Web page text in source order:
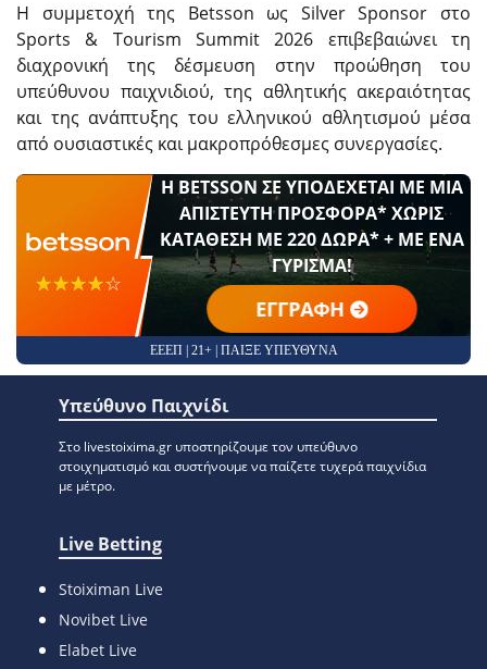
Η συμμετοχή της Betsson ως Silver Sponsor στο
Sports & Tourism Summit 2026 επιβεβαιώνει τη
διαχρονική της δέσμευση στην προώθηση του
υπεύθυνου παιχνιδιού, της αθλητικής ακεραιότητας
και της ανάπτυξης του ελληνικού αθλητισμού μέσα
από ουσιαστικές και μακροπρόθεσμες συνεργασίες.
☆☆☆☆☆
★★★★★
Η BETSSON ΣΕ ΥΠΟΔΕΧΕΤΑΙ ΜΕ ΜΙΑ
ΑΠΙΣΤΕΥΤΗ ΠΡΟΣΦΟΡΑ* ΧΩΡΙΣ
ΚΑΤΑΘΕΣΗ ΜΕ 220 ΔΩΡΑ* + ΜΕ ΕΝΑ
ΓΥΡΙΣΜΑ!
ΕΓΓΡΑΦΗ
ΕΕΕΠ | 21+ | ΠΑΙΞΕ ΥΠΕΥΘΥΝΑ
Υπεύθυνο Παιχνίδι
Στο livestoixima.gr υποστηρίζουμε τον υπεύθυνο
στοιχηματισμό και συστήνουμε να παίζετε τυχερά παιχνίδια
με μέτρο.
Live Betting
Stoiximan Live
Novibet Live
Elabet Live